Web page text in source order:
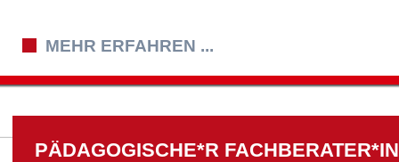
MEHR ERFAHREN ...
PÄDAGOGISCHE*R FACHBERATER*IN